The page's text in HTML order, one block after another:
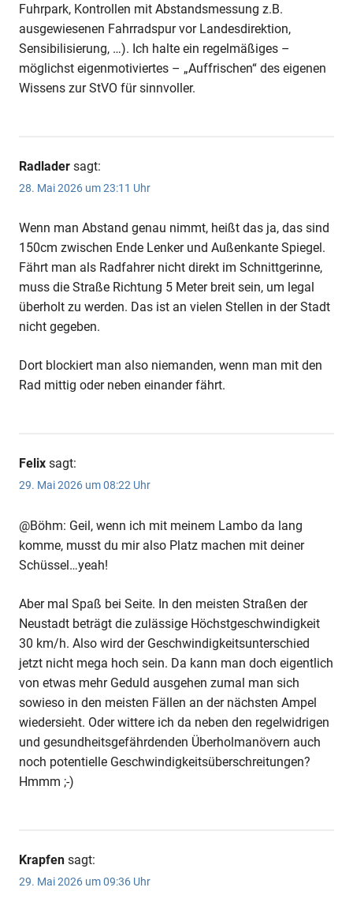
Fuhrpark, Kontrollen mit Abstandsmessung z.B.
ausgewiesenen Fahrradspur vor Landesdirektion,
Sensibilisierung, …). Ich halte ein regelmäßiges –
möglichst eigenmotiviertes – „Auffrischen“ des eigenen
Wissens zur StVO für sinnvoller.
Radlader sagt:
28. Mai 2026 um 23:11 Uhr
Wenn man Abstand genau nimmt, heißt das ja, das sind
150cm zwischen Ende Lenker und Außenkante Spiegel.
Fährt man als Radfahrer nicht direkt im Schnittgerinne,
muss die Straße Richtung 5 Meter breit sein, um legal
überholt zu werden. Das ist an vielen Stellen in der Stadt
nicht gegeben.
Dort blockiert man also niemanden, wenn man mit den
Rad mittig oder neben einander fährt.
Felix sagt:
29. Mai 2026 um 08:22 Uhr
@Böhm: Geil, wenn ich mit meinem Lambo da lang
komme, musst du mir also Platz machen mit deiner
Schüssel…yeah!
Aber mal Spaß bei Seite. In den meisten Straßen der
Neustadt beträgt die zulässige Höchstgeschwindigkeit
30 km/h. Also wird der Geschwindigkeitsunterschied
jetzt nicht mega hoch sein. Da kann man doch eigentlich
von etwas mehr Geduld ausgehen zumal man sich
sowieso in den meisten Fällen an der nächsten Ampel
wiedersieht. Oder wittere ich da neben den regelwidrigen
und gesundheitsgefährdenden Überholmanövern auch
noch potentielle Geschwindigkeitsüberschreitungen?
Hmmm ;-)
Krapfen sagt:
29. Mai 2026 um 09:36 Uhr